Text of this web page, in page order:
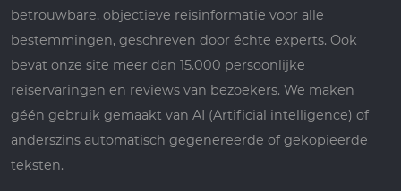
betrouwbare, objectieve reisinformatie voor alle
bestemmingen, geschreven door échte experts. Ook
bevat onze site meer dan 15.000 persoonlijke
reiservaringen en reviews van bezoekers. We maken
géén gebruik gemaakt van AI (Artificial intelligence) of
anderszins automatisch gegenereerde of gekopieerde
teksten.